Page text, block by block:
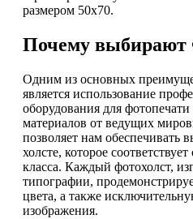
размером 50х70.
Почему выбирают
Одним из основных
является использование
оборудования для
материалов от ведущих
позволяет нам обеспечивать
холсте, которое
класса. Каждый фотохолст,
типографии,
цвета, а также
изображения.